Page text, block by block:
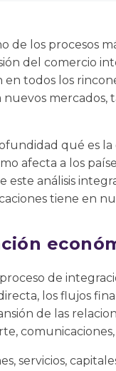
de los procesos
del comercio
en todos los
nuevos
qué es
afecta a los
este análisis
tiene en
de
los flujos
de las
servicios,